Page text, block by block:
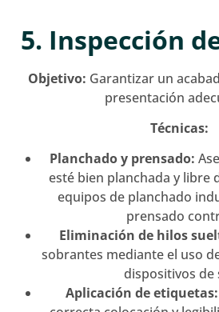
5. Inspección
Objetivo: Garantizar un
presentación
Técnicas:
Planchado y prensado:
esté bien planchada y libre
equipos de planchado
prensado
Eliminación de hilos
sobrantes mediante el uso
dispositivos de
Aplicación de etiquetas: